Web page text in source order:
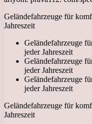
Geländefahrzeuge für
Jahreszeit
Geländefahrzeuge
jeder Jahreszeit
Geländefahrzeuge
jeder Jahreszeit
Geländefahrzeuge
jeder Jahreszeit
Geländefahrzeuge für
Jahreszeit